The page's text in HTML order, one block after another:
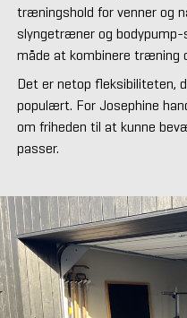
træningshold for venner og
slyngetræner og
måde at kombinere træning
Det er netop fleksibiliteten,
populært. For Josephine
om friheden til at kunne
passer.